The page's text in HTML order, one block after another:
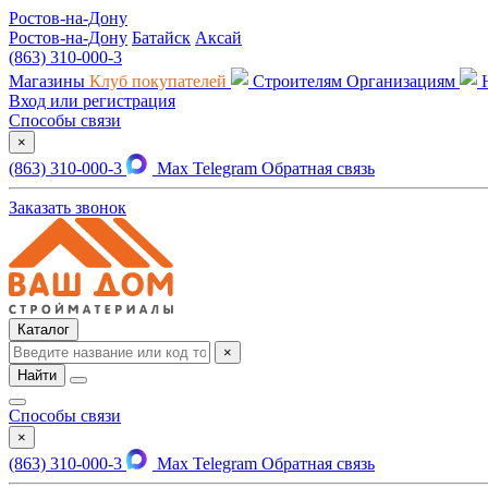
Ростов-на-Дону
Ростов-на-Дону Батайск Аксай
(863) 310-000-3
Магазины Клуб покупателей Строителям Организациям
Вход или регистрация
Способы связи
×
(863) 310-000-3 Max Telegram Обратная связь
Заказать звонок
Каталог
×
Найти
Способы связи
×
(863) 310-000-3 Max Telegram Обратная связь